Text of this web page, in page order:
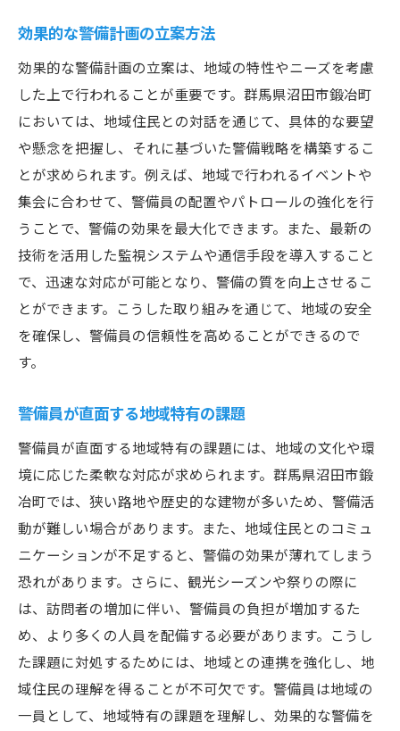
効果的な警備計画の立案方法
効果的な警備計画の立案は、地域の特性やニーズを考慮
した上で行われることが重要です。群馬県沼田市鍛冶町
においては、地域住民との対話を通じて、具体的な要望
や懸念を把握し、それに基づいた警備戦略を構築するこ
とが求められます。例えば、地域で行われるイベントや
集会に合わせて、警備員の配置やパトロールの強化を行
うことで、警備の効果を最大化できます。また、最新の
技術を活用した監視システムや通信手段を導入すること
で、迅速な対応が可能となり、警備の質を向上させるこ
とができます。こうした取り組みを通じて、地域の安全
を確保し、警備員の信頼性を高めることができるので
す。
警備員が直面する地域特有の課題
警備員が直面する地域特有の課題には、地域の文化や環
境に応じた柔軟な対応が求められます。群馬県沼田市鍛
冶町では、狭い路地や歴史的な建物が多いため、警備活
動が難しい場合があります。また、地域住民とのコミュ
ニケーションが不足すると、警備の効果が薄れてしまう
恐れがあります。さらに、観光シーズンや祭りの際に
は、訪問者の増加に伴い、警備員の負担が増加するた
め、より多くの人員を配備する必要があります。こうし
た課題に対処するためには、地域との連携を強化し、地
域住民の理解を得ることが不可欠です。警備員は地域の
一員として、地域特有の課題を理解し、効果的な警備を